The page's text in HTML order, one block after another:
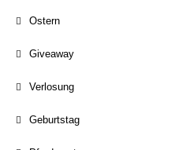
Ostern
Giveaway
Verlosung
Geburtstag